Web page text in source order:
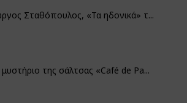
Σταθόπουλος, «Τα ηδονικά» τ...
της σάλτσας «Café de Pa...